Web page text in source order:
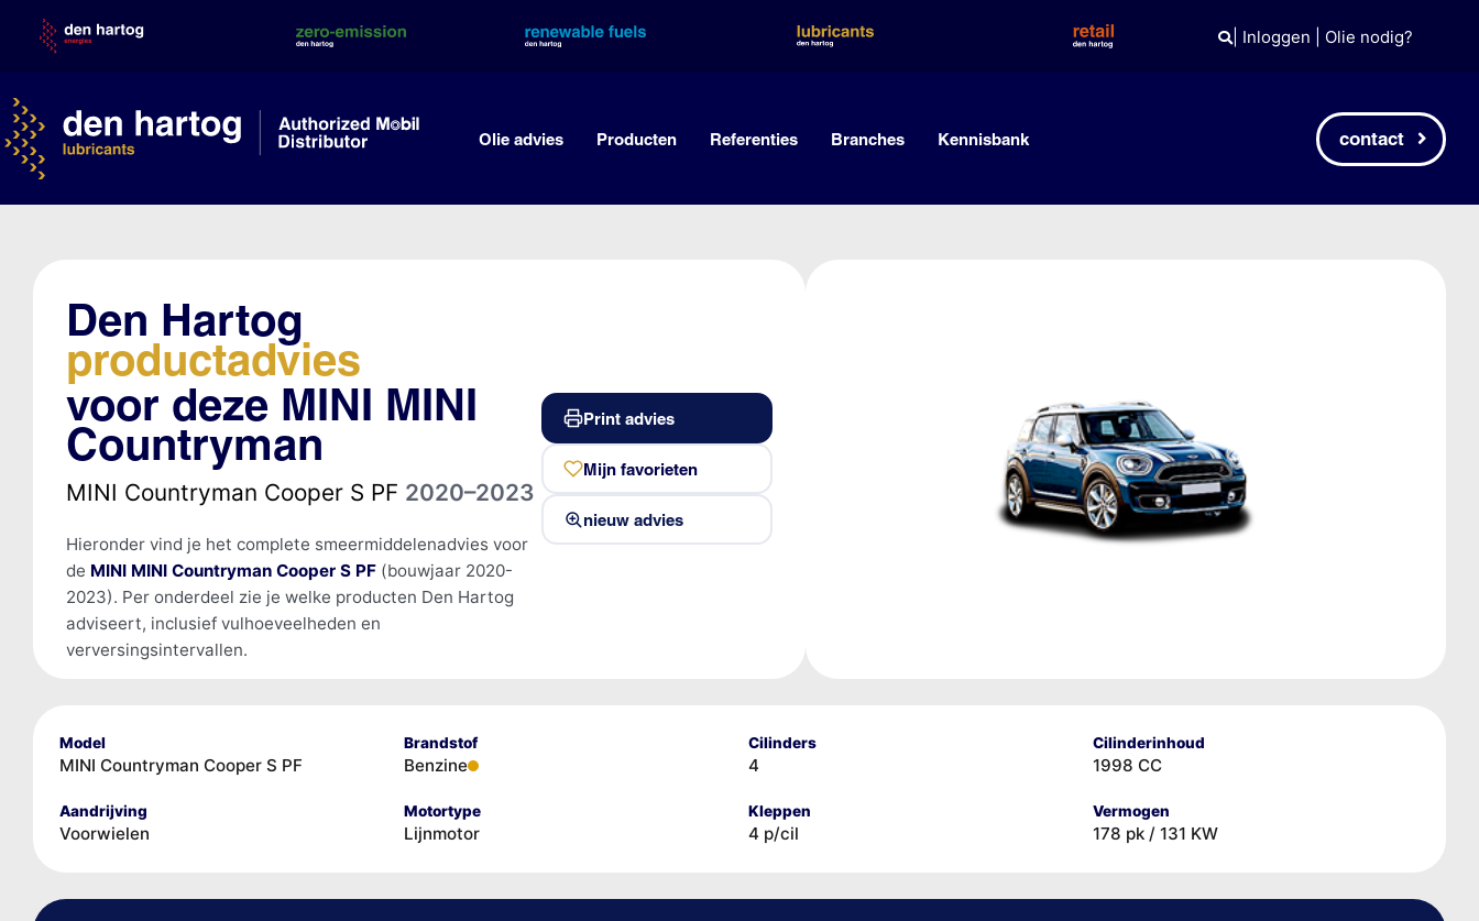
content
| Inloggen Olie nodig?
Olie advies Producten Referenties Branches Kennisbank contact
Den Hartog
productadvies
voor deze MINI MINI
Countryman
MINI Countryman Cooper S PF 2020–2023
Hieronder vind je het complete smeermiddelenadvies voor
de MINI MINI Countryman Cooper S PF(bouwjaar 2020-
2023). Per onderdeel zie je welke producten Den Hartog
adviseert, inclusief vulhoeveelheden en
verversingsintervallen.
Print advies
Mijn favorieten
nieuw advies
Model
MINI Countryman Cooper S PF
Brandstof
Benzine
Cilinders
4
Cilinderinhoud
1998 CC
Aandrijving
Voorwielen
Motortype
Lijnmotor
Kleppen
4 p/cil
Vermogen
178 pk / 131 KW